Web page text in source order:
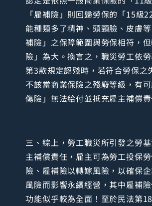
「雇補險」則回歸勞保的「15級
能種類多了精神、頭頸臉、皮膚
補險」之保障範圍與勞保相符，
險」為大。換言之，職災勞工依
第3款規定認殘時，若符合勞保之
不該當商業保險之殘廢等級，有
傷險」無法給付並抵充雇主補償
三、綜上，勞工職災所引發之勞
主補償責任，雇主可為勞工投保
險、雇補險以轉嫁風險，以確保
風險而影響永續經營，其中雇補
功能似乎較為全面！至於民法第